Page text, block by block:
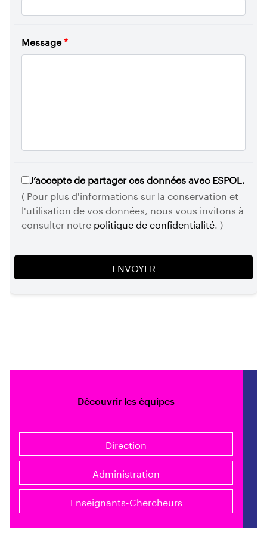
Message*
J’accepte de partager ces données avec ESPOL.
( Pour plus d'informations sur la conservation et
l'utilisation de vos données, nous vous invitons à
consulter notre politique de confidentialité. )
Découvrir les équipes
Direction
Administration
Enseignants-Chercheurs